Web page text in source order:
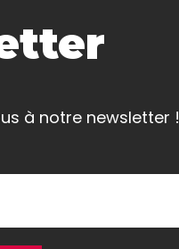
à notre newsletter !